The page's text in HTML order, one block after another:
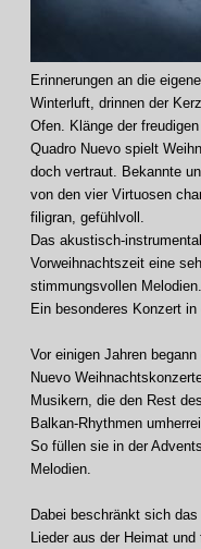
Erinnerungen an die
Winterluft, drinnen der
Ofen. Klänge der
Quadro Nuevo spielt
doch vertraut. Bekannte
von den vier Virtuosen
filigran, gefühlvoll.
Das akustisch-
Vorweihnachtszeit eine
stimmungsvollen Melodien.
Ein besonderes Konzert
Vor einigen Jahren
Nuevo
Musikern, die den Rest
Balkan-Rhythmen
So füllen sie in der
Melodien.
Dabei beschränkt sich
Lieder aus der Heimat